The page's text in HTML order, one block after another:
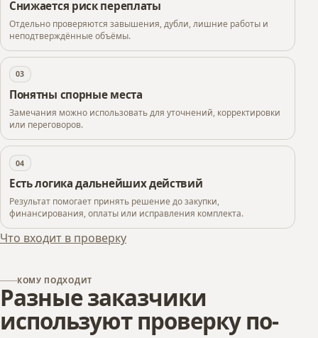
Снижается риск переплаты
Отдельно проверяются завышения, дубли, лишние работы и
неподтверждённые объёмы.
03
Понятны спорные места
Замечания можно использовать для уточнений, корректировки
или переговоров.
04
Есть логика дальнейших действий
Результат помогает принять решение до закупки,
финансирования, оплаты или исправления комплекта.
Что входит в проверку
КОМУ ПОДХОДИТ
Разные заказчики
используют проверку по-